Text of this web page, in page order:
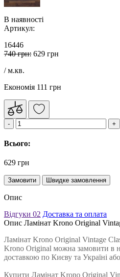
В наявності
Артикул:
16446
740 грн: 629 грн
/ м.кв.
Економія 111 грн
Всього:
629 грн
Замовити Швидке замовлення
Опис
Відгуки 02 Доставка та оплата
Опис Ламінат Krono Original
Ламінат Krono Original Vintage
Krono Original можна замовити в
доставкою по Києву та Україні
Купити Ламінат Krono Original